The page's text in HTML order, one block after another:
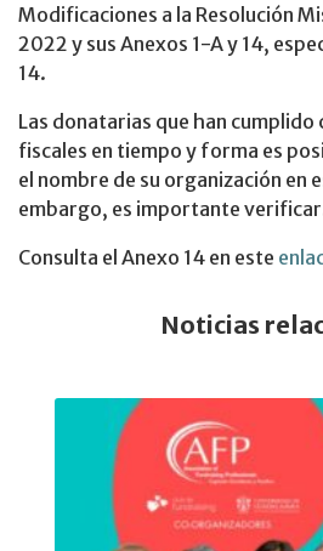
Modificaciones a la Resolución
2022 y sus Anexos 1-A y 14,
14.
Las donatarias que han cumplido
fiscales en tiempo y forma es
el nombre de su organización en
embargo, es importante
Consulta el Anexo 14 en este
Noticias